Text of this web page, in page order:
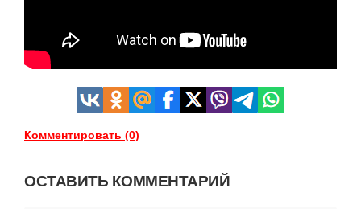
Комментировать (0)
ОСТАВИТЬ КОММЕНТАРИЙ